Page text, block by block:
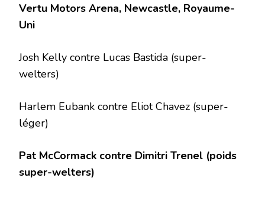
Vertu Motors Arena, Newcastle, Royaume-
Uni
Josh Kelly contre Lucas Bastida (super-
welters)
Harlem Eubank contre Eliot Chavez (super-
léger)
Pat McCormack contre Dimitri Trenel (poids
super-welters)